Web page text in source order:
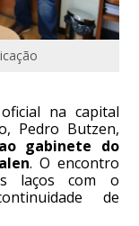
na capital
Pedro Butzen,
gabinete do
. O encontro
laços com o
de